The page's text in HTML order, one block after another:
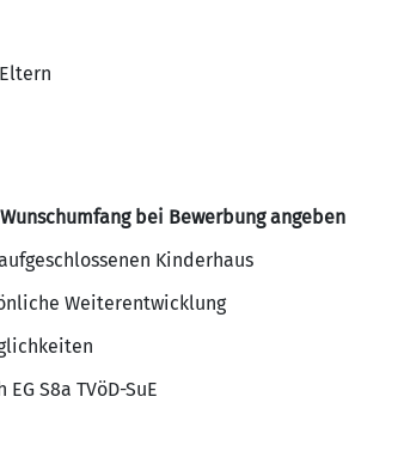
Wunschumfang bei Bewerbung angeben
Kinderhaus
Weiterentwicklung
S8a TVöD-SuE